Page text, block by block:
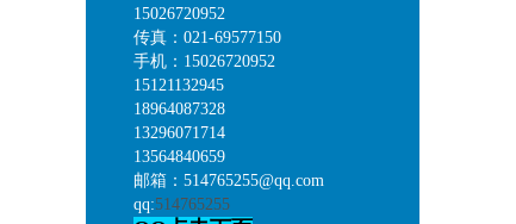
15026720952
传真：021-69577150
手机：15026720952
15121132945
18964087328
13296071714
13564840659
邮箱：514765255@qq.com
qq:514765255